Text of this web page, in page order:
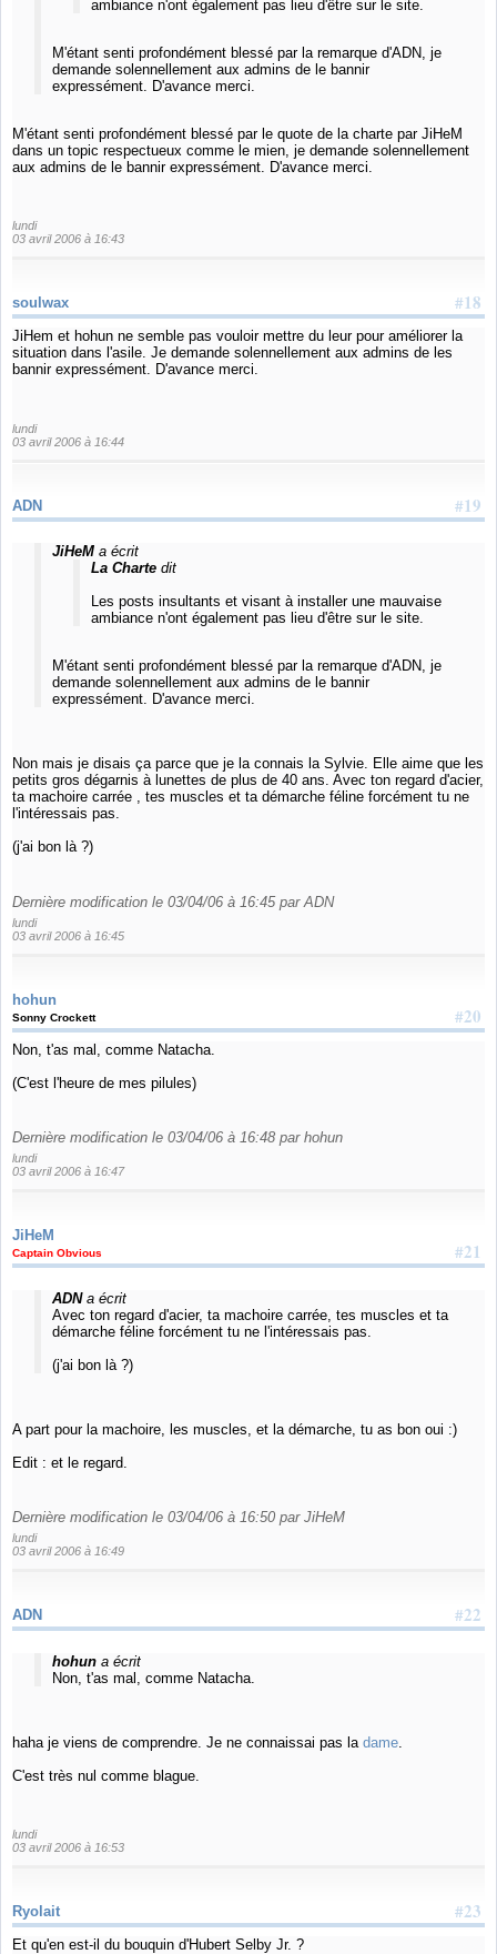
ambiance n'ont également pas lieu d'être sur le site.
M'étant senti profondément blessé par la remarque d'ADN, je
demande solennellement aux admins de le bannir
expressément. D'avance merci.
M'étant senti profondément blessé par le quote de la charte par JiHeM
dans un topic respectueux comme le mien, je demande solennellement
aux admins de le bannir expressément. D'avance merci.
lundi
03 avril 2006 à 16:43
#18
soulwax
JiHem et hohun ne semble pas vouloir mettre du leur pour améliorer la
situation dans l'asile. Je demande solennellement aux admins de les
bannir expressément. D'avance merci.
lundi
03 avril 2006 à 16:44
#19
ADN
JiHeMa écrit
La Charte dit
Les posts insultants et visant à installer une mauvaise
ambiance n'ont également pas lieu d'être sur le site.
M'étant senti profondément blessé par la remarque d'ADN, je
demande solennellement aux admins de le bannir
expressément. D'avance merci.
Non mais je disais ça parce que je la connais la Sylvie. Elle aime que les
petits gros dégarnis à lunettes de plus de 40 ans. Avec ton regard d'acier,
ta machoire carrée , tes muscles et ta démarche féline forcément tu ne
l'intéressais pas.
(j'ai bon là ?)
Dernière modification le 03/04/06 à 16:45 par ADN
lundi
03 avril 2006 à 16:45
hohun
#20
Sonny Crockett
Non, t'as mal, comme Natacha.
(C'est l'heure de mes pilules)
Dernière modification le 03/04/06 à 16:48 par hohun
lundi
03 avril 2006 à 16:47
JiHeM
#21
Captain Obvious
ADNa écrit
Avec ton regard d'acier, ta machoire carrée, tes muscles et ta
démarche féline forcément tu ne l'intéressais pas.
(j'ai bon là ?)
A part pour la machoire, les muscles, et la démarche, tu as bon oui :)
Edit : et le regard.
Dernière modification le 03/04/06 à 16:50 par JiHeM
lundi
03 avril 2006 à 16:49
#22
ADN
hohuna écrit
Non, t'as mal, comme Natacha.
haha je viens de comprendre. Je ne connaissai pas la dame
C'est très nul comme blague.
lundi
03 avril 2006 à 16:53
#23
Ryolait
Et qu'en est-il du bouquin d'Hubert Selby Jr. ?